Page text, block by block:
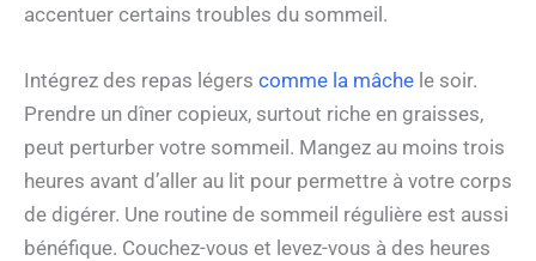
accentuer certains troubles du sommeil.
Intégrez des repas légers comme la mâche le soir.
Prendre un dîner copieux, surtout riche en graisses,
peut perturber votre sommeil. Mangez au moins trois
heures avant d’aller au lit pour permettre à votre corps
de digérer. Une routine de sommeil régulière est aussi
bénéfique. Couchez-vous et levez-vous à des heures